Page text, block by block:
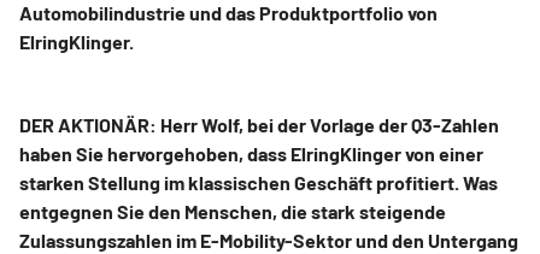
Automobilindustrie und das Produktportfolio von
ElringKlinger.
DER AKTIONÄR: Herr Wolf, bei der Vorlage der Q3-Zahlen
haben Sie hervorgehoben, dass ElringKlinger von einer
starken Stellung im klassischen Geschäft profitiert. Was
entgegnen Sie den Menschen, die stark steigende
Zulassungszahlen im E-Mobility-Sektor und den Untergang